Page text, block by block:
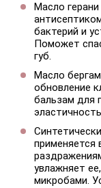
Масло
бактерий и
Поможет
губ.
Масло
обновление
бальзам для
применяется
увлажняет
микробами.